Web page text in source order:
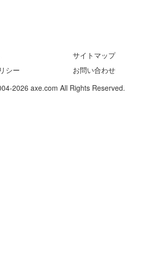
サイトマップ
シー
お問い合わせ
2026 axe.com All Rights Reserved.